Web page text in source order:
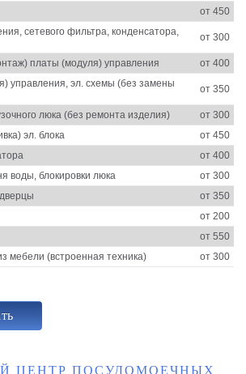
от 450
сетевого фильтра, конденсатора,
от 300
платы (модуля) управления
от 400
управления, эл. схемы (без замены
от 350
люка (без ремонта изделия)
от 300
эл. блока
от 450
от 400
воды, блокировки люка
от 300
от 350
от 200
от 550
мебели (встроенная техника)
от 300
ЦЕНТР ПОСУДОМОЕЧНЫХ